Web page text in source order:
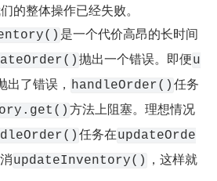
的整体操作已经失败。
是一个代价高昂的长时间
抛出一个错误。即便u
出了错误， handleOrder() 任务
方法上阻塞。理想情况
任务在updateOrde
updateInventory()
，这样就